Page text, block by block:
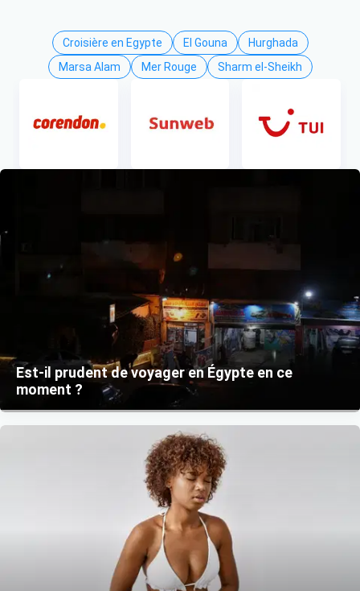
Croisière en Egypte
El Gouna
Hurghada
Marsa Alam
Mer Rouge Sharm el-Sheikh
Est-il prudent de voyager en Égypte en ce
moment ?